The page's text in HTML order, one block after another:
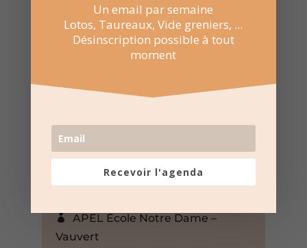
8 Fév 2026
CitéZen – Caserne Pépin – Pont-
Saint-Esprit
Pont-Saint-Esprit, Gard, 30130,
APEL École Notre Dame –
Vauvert
Un email par semaine
Lotos, Taureaux, Vide greniers, ...
Désinscription possible à tout
moment
Recevoir l'agenda